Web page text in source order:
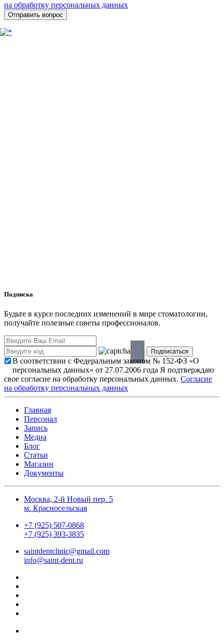
на обработку персональных данных
Подписка
Будьте в курсе последних изменений в мире стоматологии,
получайте полезные советы профессионалов.
В соответствии с Федеральным законом № 152-ФЗ «О
персональных данных» от 27.07.2006 года Я подтверждаю
свое согласие на обработку персональных данных. Согласие
на обработку персональных данных
Главная
Персонал
Запись
Медиа
Блог
Статьи
Магазин
Документы
Москва, 2-й Новый пер. 5
м. Красносельская
+7 (925) 507-0868
+7 (925) 393-3835
saintdentclinic@gmail.com
info@saint-dent.ru